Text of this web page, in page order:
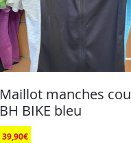
Maillot manches
BH BIKE bleu
39,90€